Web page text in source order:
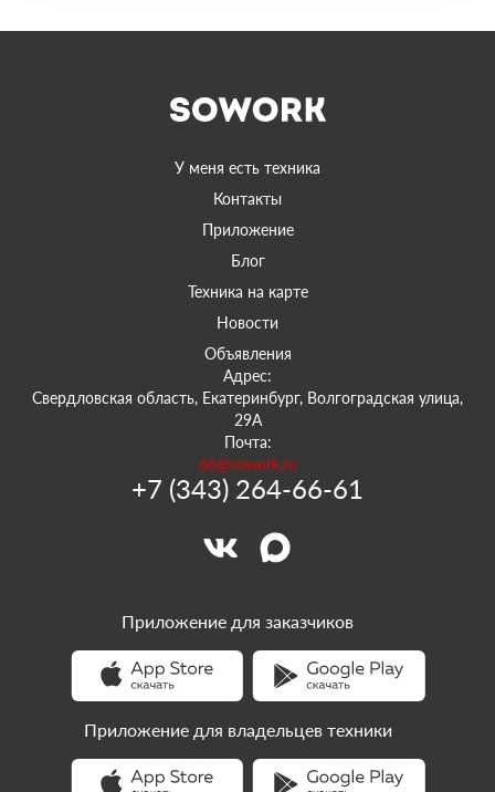
У меня есть техника
Контакты
Приложение
Блог
Техника на карте
Новости
Объявления
Адрес:
Свердловская область, Екатеринбург, Волгоградская улица,
29А
Почта:
66@sowork.ru
+7 (343) 264-66-61
Приложение для заказчиков
Приложение для владельцев техники